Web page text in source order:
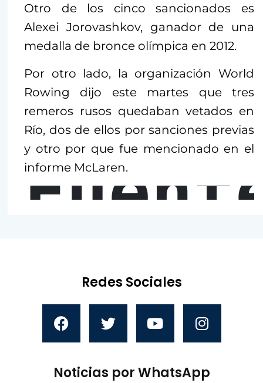
Otro de los cinco sancionados es
Alexei Jorovashkov, ganador de una
medalla de bronce olímpica en 2012.
Por otro lado, la organización World
Rowing dijo este martes que tres
remeros rusos quedaban vetados en
Río, dos de ellos por sanciones previas
y otro por que fue mencionado en el
informe McLaren.
Redes Sociales
Noticias por WhatsApp